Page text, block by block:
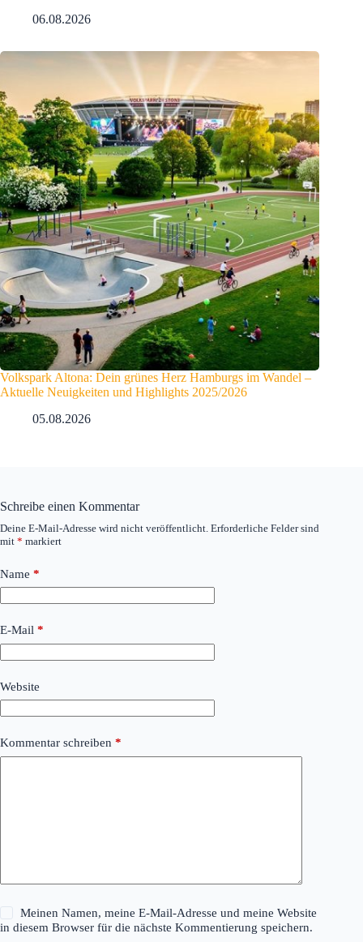
06.08.2026
Volkspark Altona: Dein grünes Herz Hamburgs im Wandel –
Aktuelle Neuigkeiten und Highlights 2025/2026
05.08.2026
Schreibe einen Kommentar
Deine E-Mail-Adresse wird nicht veröffentlicht. Erforderliche Felder sind
mit * markiert
Name *
E-Mail *
Website
Kommentar schreiben *
Meinen Namen, meine E-Mail-Adresse und meine Website
in diesem Browser für die nächste Kommentierung speichern.